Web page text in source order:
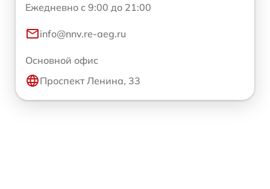
Ежедневно с 9:00 до 21:00
info@nnv.re-aeg.ru
Основной офис
Проспект Ленина, 33